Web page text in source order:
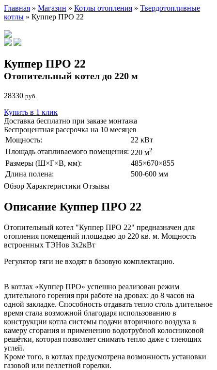
Главная » Магазин » Котлы отопления » Твердотопливные
котлы » Куппер ПРО 22
Куппер ПРО 22
Отопительный котел до 220 м
28330 руб.
Купить в 1 клик
Доставка бесплатно при заказе монтажа
Беспроцентная рассрочка на 10 месяцев
Мощность:
22 кВт
Площадь отапливаемого помещения: 220 м2
Размеры (Ш×Г×В, мм):
485×670×855
Длина полена:
500-600 мм
Обзор Характеристики Отзывы
Описание Куппер ПРО 22
Отопительный котел "Куппер ПРО 22" предназначен для
отопления помещений площадью до 220 кв. м. Мощность
встроенных ТЭНов 3х2кВт
Регулятор тяги не входят в базовую комплектацию.
В котлах «Куппер ПРО» успешно реализован режим
длительного горения при работе на дровах: до 8 часов на
одной закладке. Способность отдавать тепло столь длительное
время стала возможной благодаря использованию в
конструкции котла системы подачи вторичного воздуха в
камеру сгорания и применению водотрубной колосниковой
решётки, которая позволяет снимать тепло даже с тлеющих
углей.
Кроме того, в котлах предусмотрена возможность установки
газовой или пеллетной горелки.